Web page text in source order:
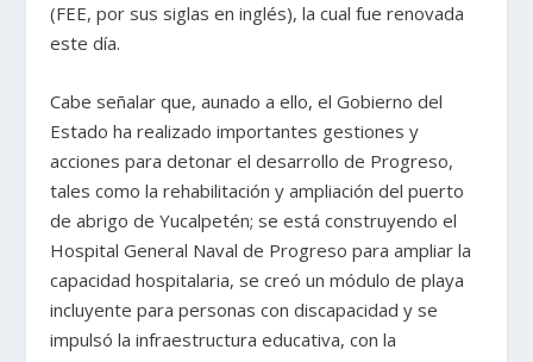
(FEE, por sus siglas en inglés), la cual fue renovada
este día.
Cabe señalar que, aunado a ello, el Gobierno del
Estado ha realizado importantes gestiones y
acciones para detonar el desarrollo de Progreso,
tales como la rehabilitación y ampliación del puerto
de abrigo de Yucalpetén; se está construyendo el
Hospital General Naval de Progreso para ampliar la
capacidad hospitalaria, se creó un módulo de playa
incluyente para personas con discapacidad y se
impulsó la infraestructura educativa, con la